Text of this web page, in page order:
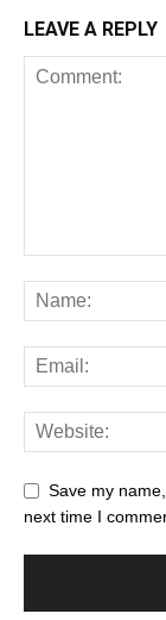
LEAVE A REPLY
Save my
next time I